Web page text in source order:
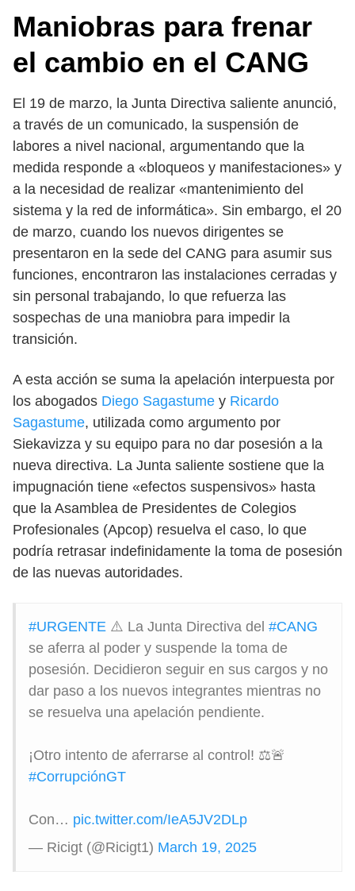
Maniobras para frenar
el cambio en el CANG
El 19 de marzo, la Junta Directiva saliente anunció,
a través de un comunicado, la suspensión de
labores a nivel nacional, argumentando que la
medida responde a «bloqueos y manifestaciones» y
a la necesidad de realizar «mantenimiento del
sistema y la red de informática». Sin embargo, el 20
de marzo, cuando los nuevos dirigentes se
presentaron en la sede del CANG para asumir sus
funciones, encontraron las instalaciones cerradas y
sin personal trabajando, lo que refuerza las
sospechas de una maniobra para impedir la
transición.
A esta acción se suma la apelación interpuesta por
los abogados Diego Sagastume y Ricardo
Sagastume, utilizada como argumento por
Siekavizza y su equipo para no dar posesión a la
nueva directiva. La Junta saliente sostiene que la
impugnación tiene «efectos suspensivos» hasta
que la Asamblea de Presidentes de Colegios
Profesionales (Apcop) resuelva el caso, lo que
podría retrasar indefinidamente la toma de posesión
de las nuevas autoridades.
#URGENTE ⚠️ La Junta Directiva del #CANG
se aferra al poder y suspende la toma de
posesión. Decidieron seguir en sus cargos y no
dar paso a los nuevos integrantes mientras no
se resuelva una apelación pendiente.
¡Otro intento de aferrarse al control! ⚖️🚨
#CorrupciónGT
Con… pic.twitter.com/IeA5JV2DLp
— Ricigt (@Ricigt1) March 19, 2025